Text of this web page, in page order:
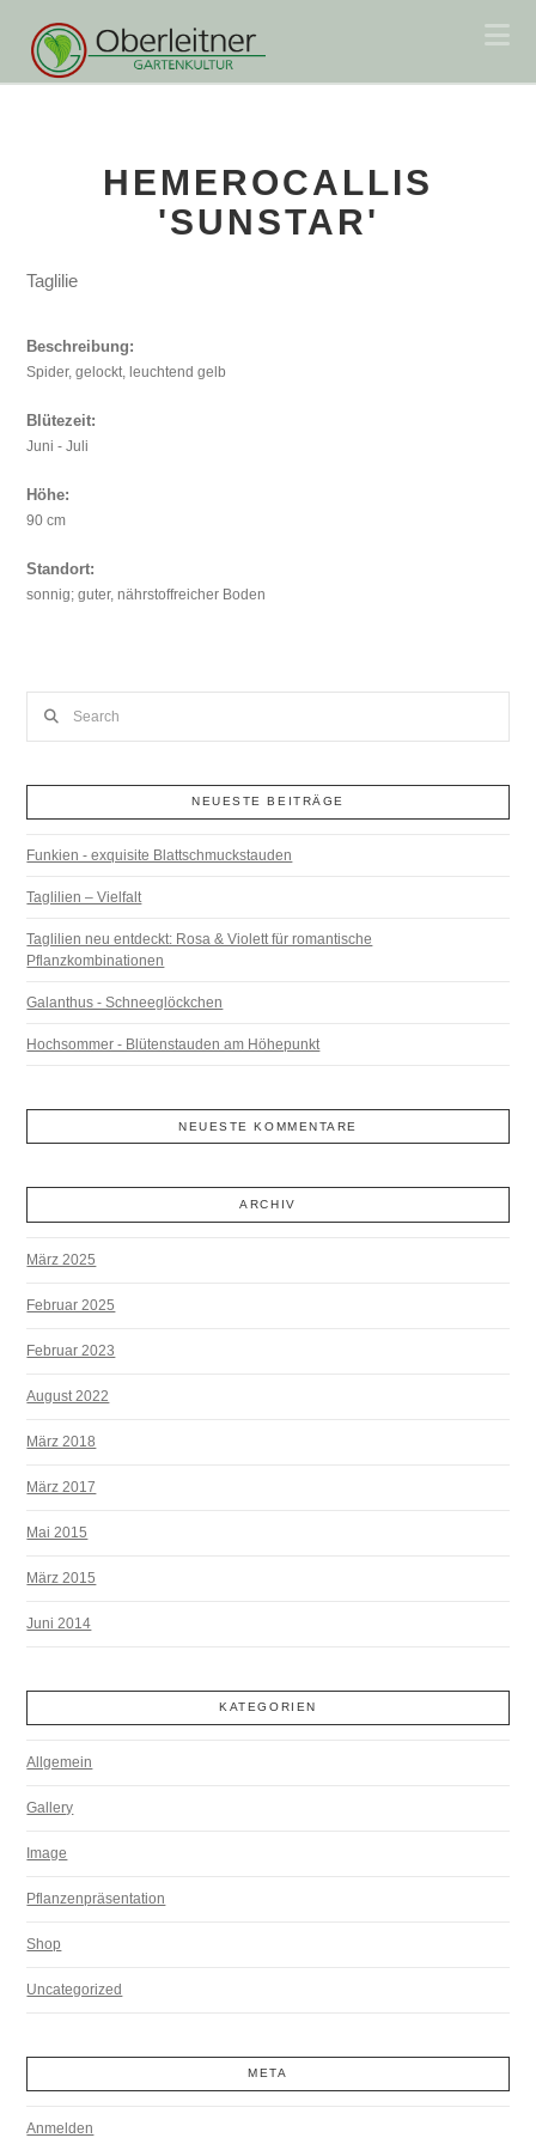
HEMEROCALLIS
'SUNSTAR'
Taglilie
Beschreibung:
Spider, gelockt, leuchtend gelb
Blütezeit:
Juni - Juli
Höhe:
90 cm
Standort:
sonnig; guter, nährstoffreicher Boden
NEUESTE BEITRÄGE
Funkien - exquisite Blattschmuckstauden
Taglilien – Vielfalt
Taglilien neu entdeckt: Rosa & Violett für romantische
Pflanzkombinationen
Galanthus - Schneeglöckchen
Hochsommer - Blütenstauden am Höhepunkt
NEUESTE KOMMENTARE
ARCHIV
März 2025
Februar 2025
Februar 2023
August 2022
März 2018
März 2017
Mai 2015
März 2015
Juni 2014
KATEGORIEN
Allgemein
Gallery
Image
Pflanzenpräsentation
Shop
Uncategorized
META
Anmelden